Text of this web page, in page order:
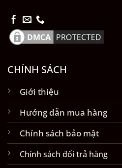
CHÍNH SÁCH
Giới thiệu
Hướng dẫn mua hàng
Chính sách bảo mật
Chính sách đổi trả hàng